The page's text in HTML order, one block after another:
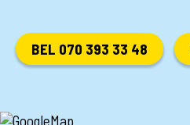
BEL 070 393 33 48